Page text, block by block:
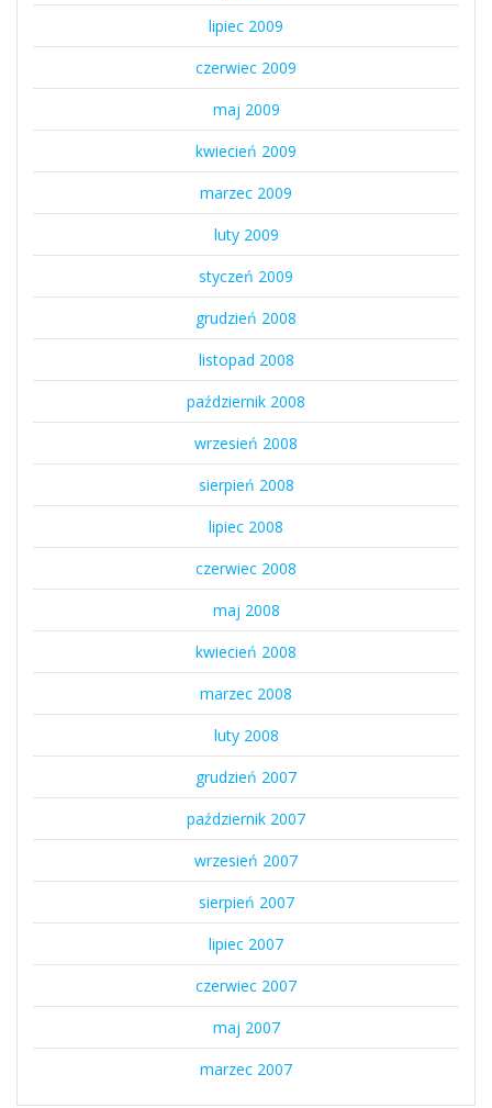
lipiec 2009
czerwiec 2009
maj 2009
kwiecień 2009
marzec 2009
luty 2009
styczeń 2009
grudzień 2008
listopad 2008
październik 2008
wrzesień 2008
sierpień 2008
lipiec 2008
czerwiec 2008
maj 2008
kwiecień 2008
marzec 2008
luty 2008
grudzień 2007
październik 2007
wrzesień 2007
sierpień 2007
lipiec 2007
czerwiec 2007
maj 2007
marzec 2007